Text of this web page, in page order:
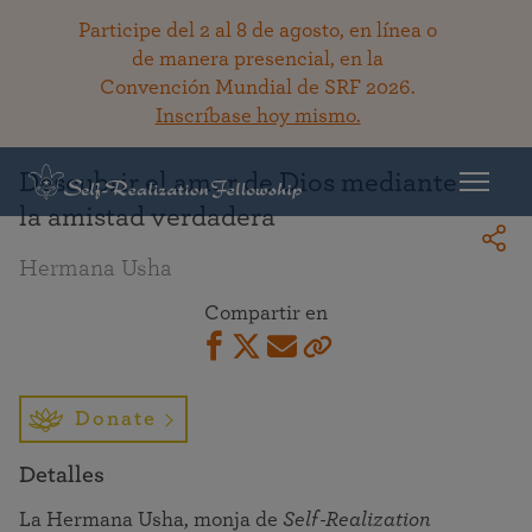
Participe del 2 al 8 de agosto, en línea o
de manera presencial, en la
Convención Mundial de SRF 2026.
Inscríbase hoy mismo.
Regresar a la bibioteca
Descubrir el amor de Dios mediante
la amistad verdadera
Hermana Usha
Compartir en
Donate
Detalles
La Hermana Usha, monja de Self‑Realization